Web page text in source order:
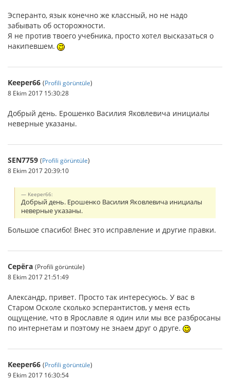
Эсперанто, язык конечно же классный, но не надо
забывать об осторожности.
Я не против твоего учебника, просто хотел высказаться о
накипевшем.
Keeper66 (Profili görüntüle)
8 Ekim 2017 15:30:28
Добрый день. Ерошенко Василия Яковлевича инициалы
неверные указаны.
SEN7759 (Profili görüntüle)
8 Ekim 2017 20:39:10
Keeper66:
Добрый день. Ерошенко Василия Яковлевича инициалы
неверные указаны.
Большое спасибо! Внес это исправление и другие правки.
Серёга (Profili görüntüle)
8 Ekim 2017 21:51:49
Александр, привет. Просто так интересуюсь. У вас в
Старом Осколе сколько эсперантистов, у меня есть
ощущение, что в Ярославле я один или мы все разбросаны
по интернетам и поэтому не знаем друг о друге.
Keeper66 (Profili görüntüle)
9 Ekim 2017 16:30:54